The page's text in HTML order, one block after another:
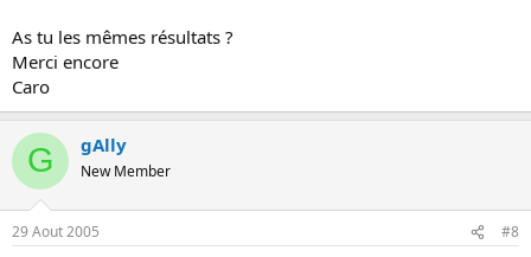
As tu les mêmes résultats ?
Merci encore
Caro
G gAlly
New Member
29 Aout 2005 #8